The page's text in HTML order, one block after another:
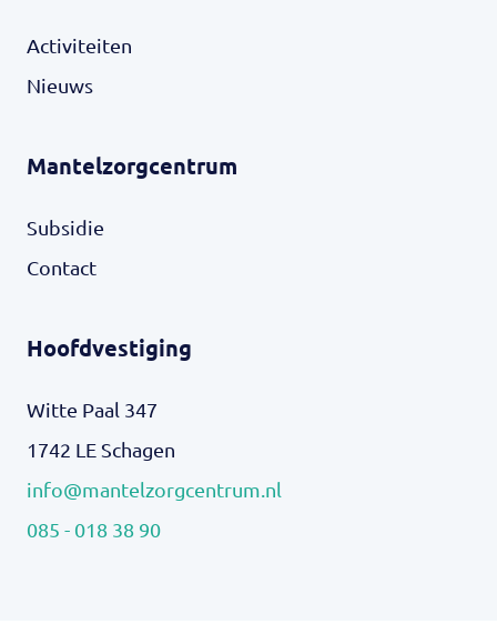
Activiteiten
Nieuws
Mantelzorgcentrum
Subsidie
Contact
Hoofdvestiging
Witte Paal 347
1742 LE Schagen
info@mantelzorgcentrum.nl
085 - 018 38 90